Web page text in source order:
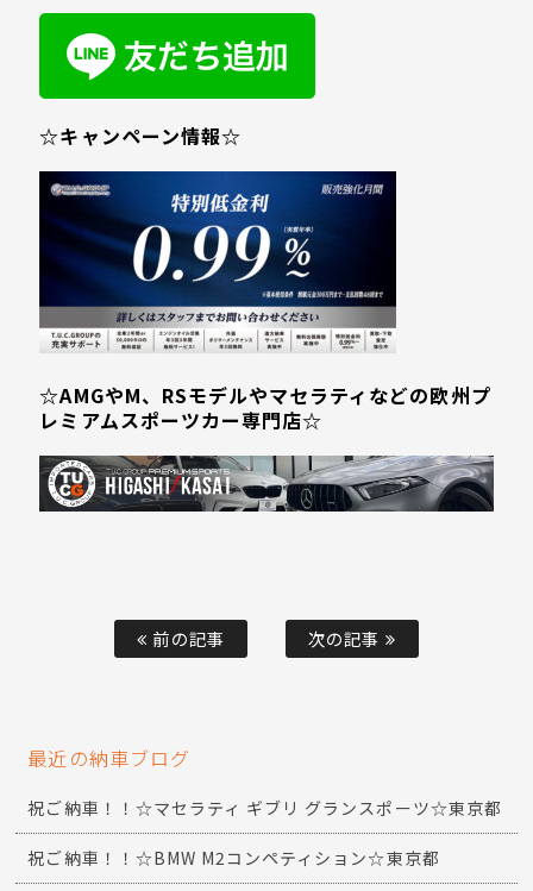
☆キャンペーン情報☆
☆AMGやM、RSモデルやマセラティなどの欧州プ
レミアムスポーツカー専門店☆
前の記事 次の記事
最近の納車ブログ
祝ご納車！！☆マセラティ ギブリ グランスポーツ☆東京都
祝ご納車！！☆BMW M2コンペティション☆東京都